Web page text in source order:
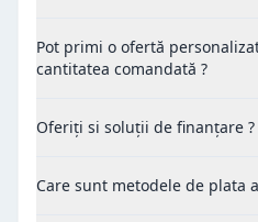
Pot primi o ofertă
cantitatea comandată ?
Oferiți si soluții de finanțare ?
Care sunt metodele de plata